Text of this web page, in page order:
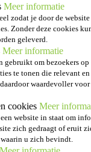
Meer informatie
zodat je door de
Zonder deze cookies
geleverd.
Meer informatie
om bezoekers op
te tonen die relevant
waardevoller voor
cookies Meer
website in staat om
zich gedraagt of eruit
u zich bevindt.